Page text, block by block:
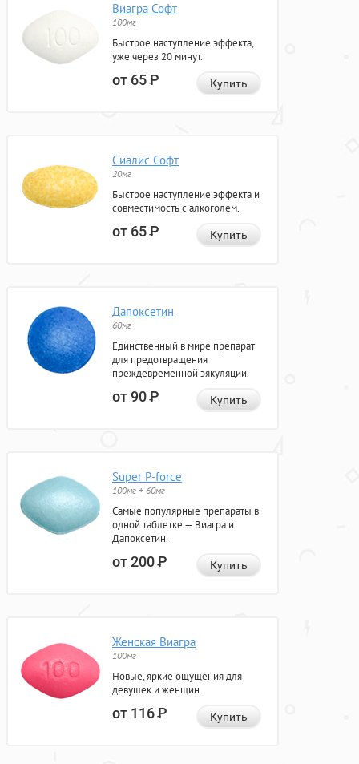
Виагра Софт
100мг
Быстрое наступление эффекта,
уже через 20 минут.
от 65Р Купить
Сиалис Софт
20мг
Быстрое наступление эффекта и
совместимость с алкоголем.
от 65Р Купить
Дапоксетин
60мг
Единственный в мире препарат
для предотвращения
преждевременной эякуляции.
от 90Р Купить
Super P-force
100мг + 60мг
Самые популярные препараты в
одной таблетке — Виагра и
Дапоксетин.
от 200Р Купить
Женская Виагра
100мг
Новые, яркие ощущения для
девушек и женщин.
от 116Р Купить